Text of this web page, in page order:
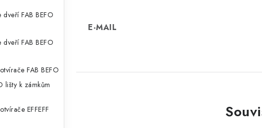
FAB BEFO
FAB BEFO
FAB BEFO
lišty k zámkům
EFFEFF
E-MAIL